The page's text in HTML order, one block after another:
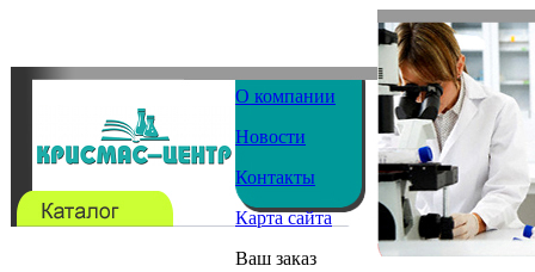
О компании
Новости
Контакты
Карта сайта
Ваш заказ